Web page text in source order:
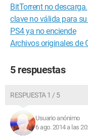
BitTorrent no descarga.
clave no válida para
PS4 ya no enciende
Archivos originales de
5 respuestas
RESPUESTA 1 / 5
Usuario anónimo
6 ago. 2014 a las